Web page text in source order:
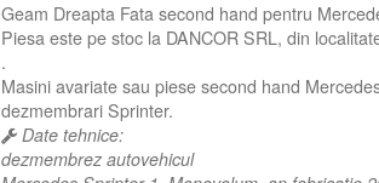
Geam Dreapta Fata second hand pentru
Piesa este pe stoc la DANCOR SRL, din
.
Masini avariate sau piese second hand
dezmembrari Sprinter.
Date tehnice:
dezmembrez autovehicul